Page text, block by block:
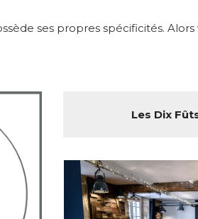
ses propres spécificités.
Les Dix